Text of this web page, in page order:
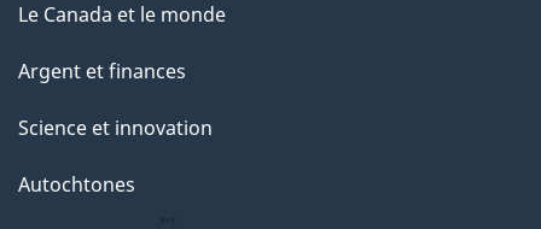
Le Canada et le monde
Argent et finances
Science et innovation
Autochtones